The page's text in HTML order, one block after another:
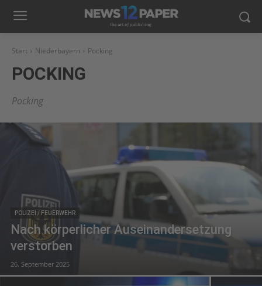
Start Niederbayern Pocking
POCKING
Pocking
POLIZEI / FEUERWEHR
Nach körperlicher Auseinandersetzung
verstorben
26. September 2025